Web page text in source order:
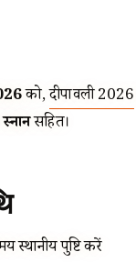
को,दीपावली 2026
सहित।
पुष्टि करें